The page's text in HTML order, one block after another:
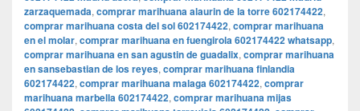
zarzaquemada, comprar marihuana alaurin de la torre 602174422,
comprar marihuana costa del sol 602174422, comprar marihuana
en el molar, comprar marihuana en fuengirola 602174422 whatsapp,
comprar marihuana en san agustin de guadalix, comprar marihuana
en sansebastian de los reyes, comprar marihuana finlandia
602174422, comprar marihuana malaga 602174422, comprar
marihuana marbella 602174422, comprar marihuana mijas